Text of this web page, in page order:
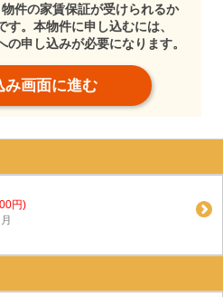
件の家賃保証が受けられるか
。本物件に申し込むには、
の申し込みが必要になります。
み画面に進む
円)